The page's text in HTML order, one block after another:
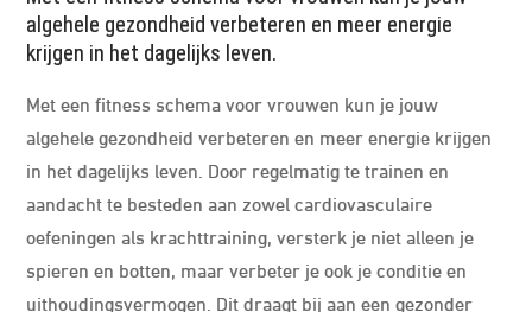
algehele gezondheid verbeteren en meer energie
krijgen in het dagelijks leven.
Met een fitness schema voor vrouwen kun je jouw
algehele gezondheid verbeteren en meer energie krijgen
in het dagelijks leven. Door regelmatig te trainen en
aandacht te besteden aan zowel cardiovasculaire
oefeningen als krachttraining, versterk je niet alleen je
spieren en botten, maar verbeter je ook je conditie en
uithoudingsvermogen. Dit draagt bij aan een gezonder